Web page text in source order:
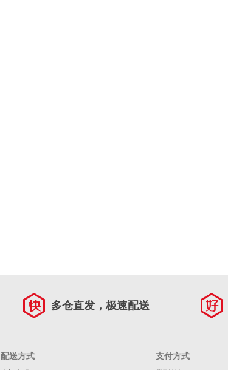
多仓直发，极速配送
配送方式 支付方式